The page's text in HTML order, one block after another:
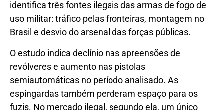
identifica três fontes ilegais das armas de fogo de
uso militar: tráfico pelas fronteiras, montagem no
Brasil e desvio do arsenal das forças públicas.
O estudo indica declínio nas apreensões de
revólveres e aumento nas pistolas
semiautomáticas no período analisado. As
espingardas também perderam espaço para os
fuzis. No mercado ilegal, segundo ela, um único